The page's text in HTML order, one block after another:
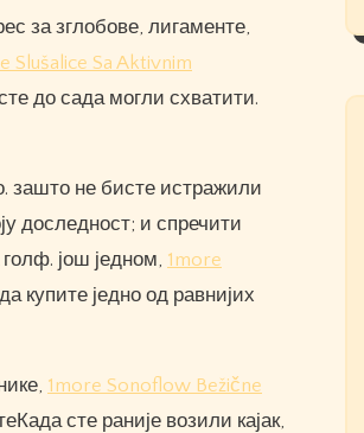
за зглобове, лигаменте,
Slušalice Sa Aktivnim
до сада могли схватити.
зашто не бисте истражили
доследност; и спречити
још једном, 1more
купите једно од равнијих
1more Sonoflow Bežične
сте раније возили кајак,